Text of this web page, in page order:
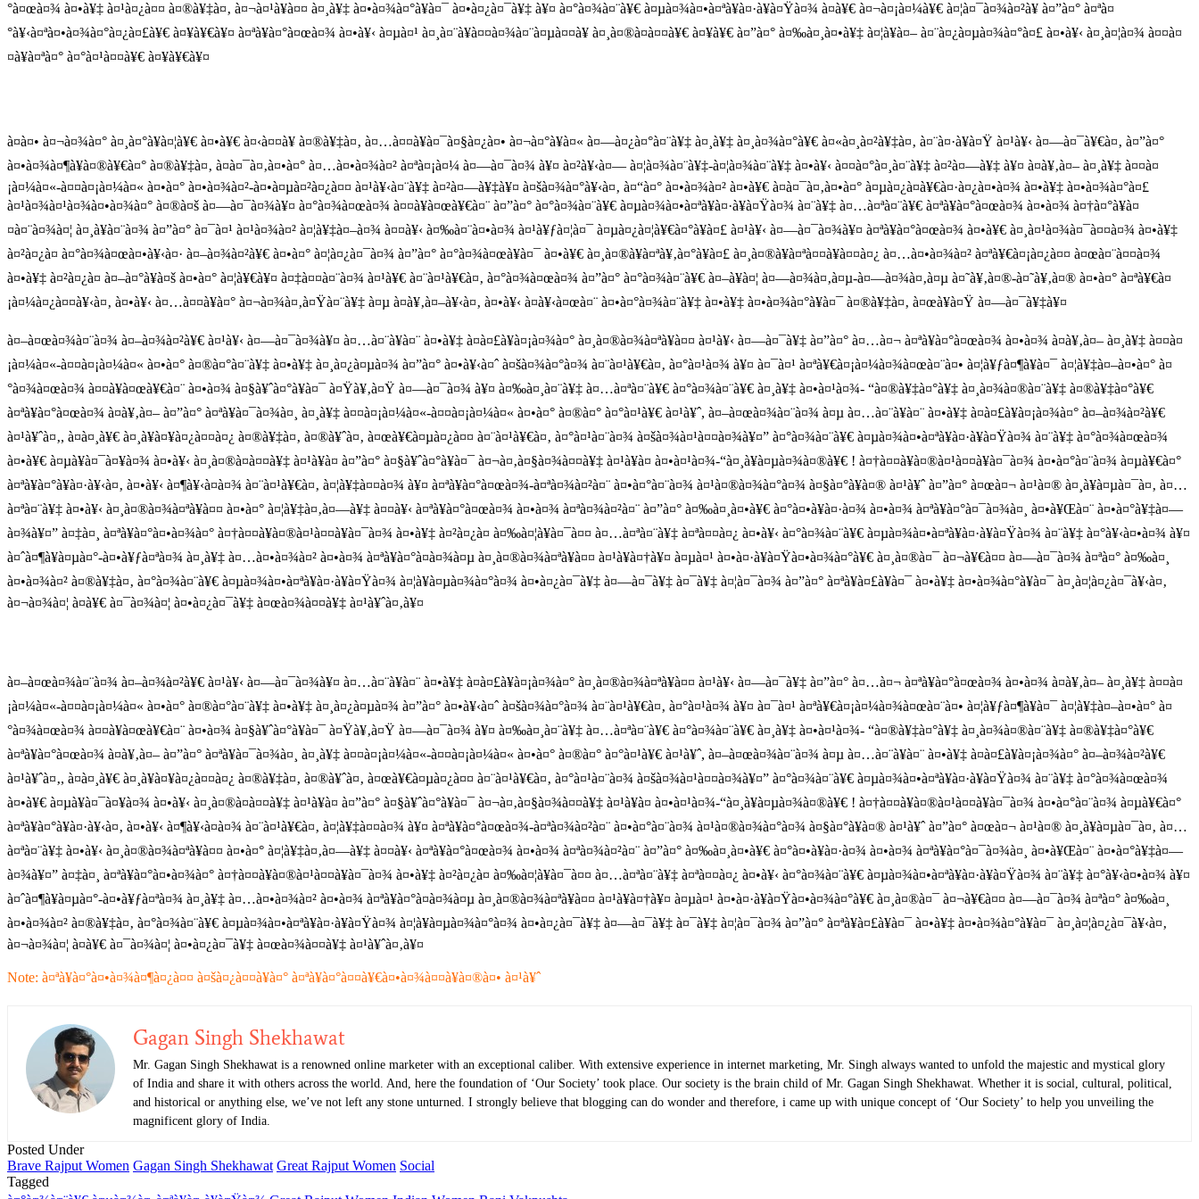
°à¤œà¤¾ à¤•à¥‡ à¤¹à¤¿à¤¤ à¤®à¥‡à¤‚ à¤¬à¤¹à¥à¤¤ à¤¸à¥‡ à¤•à¤¾à¤°à¥à¤¯ à¤•à¤¿à¤¯à¥‡ à¥¤ à¤°à¤¾à¤¨à¥€ à¤µà¤¾à¤•à¤ªà¥à¤·à¥à¤Ÿà¤¾ à¤­à¥€ à¤¬à¤¡à¤¼à¥€ à¤¦à¤¯à¤¾à¤²à¥ à¤”à¤° à¤ªà¤
°à¥‹à¤ªà¤•à¤¾à¤°à¤¿à¤£à¥€ à¤¥à¥€à¥¤ à¤ªà¥à¤°à¤œà¤¾ à¤•à¥‹ à¤µà¤¹ à¤¸à¤¨à¥à¤¤à¤¾à¤¨à¤µà¤¤à¥ à¤¸à¤®à¤à¤¤à¥€ à¤¥à¥€ à¤”à¤° à¤‰à¤¸à¤•à¥‡ à¤¦à¥à¤– à¤¨à¤¿à¤µà¤¾à¤°à¤£ à¤•à¥‹ à¤¸à¤¦à¤¾ à¤¤à¤
¤à¥à¤ªà¤° à¤°à¤¹à¤¤à¥€ à¤¥à¥€à¥¤
à¤à¤• à¤¬à¤¾à¤° à¤¸à¤°à¥à¤¦à¥€ à¤•à¥€ à¤‹à¤¤à¥ à¤®à¥‡à¤‚ à¤…à¤¤à¥à¤¯à¤§à¤¿à¤• à¤¬à¤°à¥à¤« à¤—à¤¿à¤°à¤¨à¥‡ à¤¸à¥‡ à¤¸à¤¾à¤°à¥€ à¤«à¤¸à¤²à¥‡à¤‚ à¤¨à¤·à¥à¤Ÿ à¤¹à¥‹ à¤—à¤¯à¥€à¤‚ à¤”à¤°
à¤•à¤¾à¤¶à¥à¤®à¥€à¤° à¤®à¥‡à¤‚ à¤­à¤¯à¤‚à¤•à¤° à¤…à¤•à¤¾à¤² à¤ªà¤¡à¤¼ à¤—à¤¯à¤¾ à¥¤ à¤²à¥‹à¤— à¤¦à¤¾à¤¨à¥‡-à¤¦à¤¾à¤¨à¥‡ à¤•à¥‹ à¤¤à¤°à¤¸à¤¨à¥‡ à¤²à¤—à¥‡ à¥¤ à¤­à¥‚à¤– à¤¸à¥‡ à¤¤à¤
¡à¤¼à¤«-à¤¤à¤¡à¤¼à¤« à¤•à¤° à¤•à¤¾à¤²-à¤•à¤µà¤²à¤¿à¤¤ à¤¹à¥‹à¤¨à¥‡ à¤²à¤—à¥‡à¥¤ à¤šà¤¾à¤°à¥‹à¤‚ à¤“à¤° à¤•à¤¾à¤² à¤•à¥€ à¤­à¤¯à¤‚à¤•à¤° à¤µà¤¿à¤­à¥€à¤·à¤¿à¤•à¤¾ à¤•à¥‡ à¤•à¤¾à¤°à¤£
à¤¹à¤¾à¤¹à¤¾à¤•à¤¾à¤° à¤®à¤š à¤—à¤¯à¤¾à¥¤ à¤°à¤¾à¤œà¤¾ à¤¤à¥à¤œà¥€à¤¨ à¤”à¤° à¤°à¤¾à¤¨à¥€ à¤µà¤¾à¤•à¤ªà¥à¤·à¥à¤Ÿà¤¾ à¤¨à¥‡ à¤…à¤ªà¤¨à¥€ à¤ªà¥à¤°à¤œà¤¾ à¤•à¤¾ à¤†à¤°à¥à¤
¤à¤¨à¤¾à¤¦ à¤¸à¥à¤¨à¤¾ à¤”à¤° à¤¯à¤¹ à¤¹à¤¾à¤² à¤¦à¥‡à¤–à¤¾ à¤¤à¥‹ à¤‰à¤¨à¤•à¤¾ à¤¹à¥ƒà¤¦à¤¯ à¤µà¤¿à¤¦à¥€à¤°à¥à¤£ à¤¹à¥‹ à¤—à¤¯à¤¾à¥¤ à¤ªà¥à¤°à¤œà¤¾ à¤•à¥€ à¤¸à¤¹à¤¾à¤¯à¤¤à¤¾ à¤•à¥‡
à¤²à¤¿à¤ à¤°à¤¾à¤œà¤•à¥‹à¤· à¤–à¤¾à¤²à¥€ à¤•à¤° à¤¦à¤¿à¤¯à¤¾ à¤”à¤° à¤°à¤¾à¤œà¥à¤¯ à¤•à¥€ à¤¸à¤®à¥à¤ªà¥‚à¤°à¥à¤£ à¤¸à¤®à¥à¤ªà¤¤à¥à¤¤à¤¿ à¤…à¤•à¤¾à¤² à¤ªà¥€à¤¡à¤¿à¤¤ à¤œà¤¨à¤¤à¤¾
à¤•à¥‡ à¤²à¤¿à¤ à¤–à¤°à¥à¤š à¤•à¤° à¤¦à¥€à¥¤ à¤‡à¤¤à¤¨à¤¾ à¤¹à¥€ à¤¨à¤¹à¥€à¤‚ à¤°à¤¾à¤œà¤¾ à¤”à¤° à¤°à¤¾à¤¨à¥€ à¤–à¥à¤¦ à¤—à¤¾à¤‚à¤µ-à¤—à¤¾à¤‚à¤µ à¤˜à¥‚à¤®-à¤˜à¥‚à¤® à¤•à¤° à¤ªà¥€à¤
¡à¤¼à¤¿à¤¤à¥‹à¤‚ à¤•à¥‹ à¤…à¤¤à¥à¤° à¤¬à¤¾à¤‚à¤Ÿà¤¨à¥‡ à¤µ à¤­à¥‚à¤–à¥‹à¤‚ à¤•à¥‹ à¤­à¥‹à¤œà¤¨ à¤•à¤°à¤¾à¤¨à¥‡ à¤•à¥‡ à¤•à¤¾à¤°à¥à¤¯ à¤®à¥‡à¤‚ à¤œà¥à¤Ÿ à¤—à¤¯à¥‡à¥¤
à¤–à¤œà¤¾à¤¨à¤¾ à¤–à¤¾à¤²à¥€ à¤¹à¥‹ à¤—à¤¯à¤¾à¥¤ à¤…à¤¨à¥à¤¨ à¤•à¥‡ à¤­à¤£à¥à¤¡à¤¾à¤° à¤¸à¤®à¤¾à¤ªà¥à¤¤ à¤¹à¥‹ à¤—à¤¯à¥‡ à¤”à¤° à¤…à¤¬ à¤ªà¥à¤°à¤œà¤¾ à¤•à¤¾ à¤­à¥‚à¤– à¤¸à¥‡ à¤¤à¤
¡à¤¼à¤«-à¤¤à¤¡à¤¼à¤« à¤•à¤° à¤®à¤°à¤¨à¥‡ à¤•à¥‡ à¤¸à¤¿à¤µà¤¾ à¤”à¤° à¤•à¥‹à¤ˆ à¤šà¤¾à¤°à¤¾ à¤¨à¤¹à¥€à¤‚ à¤°à¤¹à¤¾ à¥¤ à¤¯à¤¹ à¤ªà¥€à¤¡à¤¼à¤¾à¤œà¤¨à¤• à¤¦à¥ƒà¤¶à¥à¤¯ à¤¦à¥‡à¤–à¤•à¤° à¤
°à¤¾à¤œà¤¾ à¤¤à¥à¤œà¥€à¤¨ à¤•à¤¾ à¤§à¥ˆà¤°à¥à¤¯ à¤Ÿà¥‚à¤Ÿ à¤—à¤¯à¤¾ à¥¤ à¤‰à¤¸à¤¨à¥‡ à¤…à¤ªà¤¨à¥€ à¤°à¤¾à¤¨à¥€ à¤¸à¥‡ à¤•à¤¹à¤¾- “à¤®à¥‡à¤°à¥‡ à¤¸à¤¾à¤®à¤¨à¥‡ à¤®à¥‡à¤°à¥€
à¤ªà¥à¤°à¤œà¤¾ à¤­à¥‚à¤– à¤”à¤° à¤ªà¥à¤¯à¤¾à¤¸ à¤¸à¥‡ à¤¤à¤¡à¤¼à¤«-à¤¤à¤¡à¤¼à¤« à¤•à¤° à¤®à¤° à¤°à¤¹à¥€ à¤¹à¥ˆ, à¤–à¤œà¤¾à¤¨à¤¾ à¤µ à¤…à¤¨à¥à¤¨ à¤•à¥‡ à¤­à¤£à¥à¤¡à¤¾à¤° à¤–à¤¾à¤²à¥€
à¤¹à¥ˆà¤‚, à¤à¤¸à¥€ à¤¸à¥à¤¥à¤¿à¤¤à¤¿ à¤®à¥‡à¤‚ à¤®à¥ˆà¤‚ à¤œà¥€à¤µà¤¿à¤¤ à¤¨à¤¹à¥€à¤‚ à¤°à¤¹à¤¨à¤¾ à¤šà¤¾à¤¹à¤¤à¤¾à¥¤” à¤°à¤¾à¤¨à¥€ à¤µà¤¾à¤•à¤ªà¥à¤·à¥à¤Ÿà¤¾ à¤¨à¥‡ à¤°à¤¾à¤œà¤¾
à¤•à¥€ à¤µà¥à¤¯à¤¥à¤¾ à¤•à¥‹ à¤¸à¤®à¤à¤¤à¥‡ à¤¹à¥à¤ à¤”à¤° à¤§à¥ˆà¤°à¥à¤¯ à¤¬à¤‚à¤§à¤¾à¤¤à¥‡ à¤¹à¥à¤ à¤•à¤¹à¤¾-“à¤¸à¥à¤µà¤¾à¤®à¥€ ! à¤†à¤¤à¥à¤®à¤¹à¤¤à¥à¤¯à¤¾ à¤•à¤°à¤¨à¤¾ à¤µà¥€à¤°
à¤ªà¥à¤°à¥à¤·à¥‹à¤‚ à¤•à¥‹ à¤¶à¥‹à¤­à¤¾ à¤¨à¤¹à¥€à¤‚ à¤¦à¥‡à¤¤à¤¾ à¥¤ à¤ªà¥à¤°à¤œà¤¾-à¤ªà¤¾à¤²à¤¨ à¤•à¤°à¤¨à¤¾ à¤¹à¤®à¤¾à¤°à¤¾ à¤§à¤°à¥à¤® à¤¹à¥ˆ à¤”à¤° à¤œà¤¬ à¤¹à¤® à¤¸à¥à¤µà¤¯à¤‚ à¤…
à¤ªà¤¨à¥‡ à¤•à¥‹ à¤¸à¤®à¤¾à¤ªà¥à¤¤ à¤•à¤° à¤¦à¥‡à¤‚à¤—à¥‡ à¤¤à¥‹ à¤ªà¥à¤°à¤œà¤¾ à¤•à¤¾ à¤ªà¤¾à¤²à¤¨ à¤”à¤° à¤‰à¤¸à¤•à¥€ à¤°à¤•à¥à¤·à¤¾ à¤•à¤¾ à¤ªà¥à¤°à¤¯à¤¾à¤¸ à¤•à¥Œà¤¨ à¤•à¤°à¥‡à¤—
à¤¾à¥¤” à¤‡à¤¸ à¤ªà¥à¤°à¤•à¤¾à¤° à¤†à¤¤à¥à¤®à¤¹à¤¤à¥à¤¯à¤¾ à¤•à¥‡ à¤²à¤¿à¤ à¤‰à¤¦à¥à¤¯à¤¤ à¤…à¤ªà¤¨à¥‡ à¤ªà¤¤à¤¿ à¤•à¥‹ à¤°à¤¾à¤¨à¥€ à¤µà¤¾à¤•à¤ªà¥à¤·à¥à¤Ÿà¤¾ à¤¨à¥‡ à¤°à¥‹à¤•à¤¾ à¥¤
à¤ˆà¤¶à¥à¤µà¤°-à¤•à¥ƒà¤ªà¤¾ à¤¸à¥‡ à¤…à¤•à¤¾à¤² à¤•à¤¾ à¤ªà¥à¤°à¤­à¤¾à¤µ à¤¸à¤®à¤¾à¤ªà¥à¤¤ à¤¹à¥à¤†à¥¤ à¤µà¤¹ à¤•à¤·à¥à¤Ÿà¤•à¤¾à¤°à¥€ à¤¸à¤®à¤¯ à¤¬à¥€à¤¤ à¤—à¤¯à¤¾ à¤ªà¤° à¤‰à¤¸
à¤•à¤¾à¤² à¤®à¥‡à¤‚ à¤°à¤¾à¤¨à¥€ à¤µà¤¾à¤•à¤ªà¥à¤·à¥à¤Ÿà¤¾ à¤¦à¥à¤µà¤¾à¤°à¤¾ à¤•à¤¿à¤¯à¥‡ à¤—à¤¯à¥‡ à¤¯à¥‡ à¤¦à¤¯à¤¾ à¤”à¤° à¤ªà¥à¤£à¥à¤¯ à¤•à¥‡ à¤•à¤¾à¤°à¥à¤¯ à¤¸à¤¦à¤¿à¤¯à¥‹à¤‚
à¤¬à¤¾à¤¦ à¤­à¥€ à¤¯à¤¾à¤¦ à¤•à¤¿à¤¯à¥‡ à¤œà¤¾à¤¤à¥‡ à¤¹à¥ˆà¤‚à¥¤
à¤–à¤œà¤¾à¤¨à¤¾ à¤–à¤¾à¤²à¥€ à¤¹à¥‹ à¤—à¤¯à¤¾à¥¤ à¤…à¤¨à¥à¤¨ à¤•à¥‡ à¤­à¤£à¥à¤¡à¤¾à¤° à¤¸à¤®à¤¾à¤ªà¥à¤¤ à¤¹à¥‹ à¤—à¤¯à¥‡ à¤”à¤° à¤…à¤¬ à¤ªà¥à¤°à¤œà¤¾ à¤•à¤¾ à¤­à¥‚à¤– à¤¸à¥‡ à¤¤à¤
¡à¤¼à¤«-à¤¤à¤¡à¤¼à¤« à¤•à¤° à¤®à¤°à¤¨à¥‡ à¤•à¥‡ à¤¸à¤¿à¤µà¤¾ à¤”à¤° à¤•à¥‹à¤ˆ à¤šà¤¾à¤°à¤¾ à¤¨à¤¹à¥€à¤‚ à¤°à¤¹à¤¾ à¥¤ à¤¯à¤¹ à¤ªà¥€à¤¡à¤¼à¤¾à¤œà¤¨à¤• à¤¦à¥ƒà¤¶à¥à¤¯ à¤¦à¥‡à¤–à¤•à¤° à¤
°à¤¾à¤œà¤¾ à¤¤à¥à¤œà¥€à¤¨ à¤•à¤¾ à¤§à¥ˆà¤°à¥à¤¯ à¤Ÿà¥‚à¤Ÿ à¤—à¤¯à¤¾ à¥¤ à¤‰à¤¸à¤¨à¥‡ à¤…à¤ªà¤¨à¥€ à¤°à¤¾à¤¨à¥€ à¤¸à¥‡ à¤•à¤¹à¤¾- “à¤®à¥‡à¤°à¥‡ à¤¸à¤¾à¤®à¤¨à¥‡ à¤®à¥‡à¤°à¥€
à¤ªà¥à¤°à¤œà¤¾ à¤­à¥‚à¤– à¤”à¤° à¤ªà¥à¤¯à¤¾à¤¸ à¤¸à¥‡ à¤¤à¤¡à¤¼à¤«-à¤¤à¤¡à¤¼à¤« à¤•à¤° à¤®à¤° à¤°à¤¹à¥€ à¤¹à¥ˆ, à¤–à¤œà¤¾à¤¨à¤¾ à¤µ à¤…à¤¨à¥à¤¨ à¤•à¥‡ à¤­à¤£à¥à¤¡à¤¾à¤° à¤–à¤¾à¤²à¥€
à¤¹à¥ˆà¤‚, à¤à¤¸à¥€ à¤¸à¥à¤¥à¤¿à¤¤à¤¿ à¤®à¥‡à¤‚ à¤®à¥ˆà¤‚ à¤œà¥€à¤µà¤¿à¤¤ à¤¨à¤¹à¥€à¤‚ à¤°à¤¹à¤¨à¤¾ à¤šà¤¾à¤¹à¤¤à¤¾à¥¤” à¤°à¤¾à¤¨à¥€ à¤µà¤¾à¤•à¤ªà¥à¤·à¥à¤Ÿà¤¾ à¤¨à¥‡ à¤°à¤¾à¤œà¤¾
à¤•à¥€ à¤µà¥à¤¯à¤¥à¤¾ à¤•à¥‹ à¤¸à¤®à¤à¤¤à¥‡ à¤¹à¥à¤ à¤”à¤° à¤§à¥ˆà¤°à¥à¤¯ à¤¬à¤‚à¤§à¤¾à¤¤à¥‡ à¤¹à¥à¤ à¤•à¤¹à¤¾-“à¤¸à¥à¤µà¤¾à¤®à¥€ ! à¤†à¤¤à¥à¤®à¤¹à¤¤à¥à¤¯à¤¾ à¤•à¤°à¤¨à¤¾ à¤µà¥€à¤°
à¤ªà¥à¤°à¥à¤·à¥‹à¤‚ à¤•à¥‹ à¤¶à¥‹à¤­à¤¾ à¤¨à¤¹à¥€à¤‚ à¤¦à¥‡à¤¤à¤¾ à¥¤ à¤ªà¥à¤°à¤œà¤¾-à¤ªà¤¾à¤²à¤¨ à¤•à¤°à¤¨à¤¾ à¤¹à¤®à¤¾à¤°à¤¾ à¤§à¤°à¥à¤® à¤¹à¥ˆ à¤”à¤° à¤œà¤¬ à¤¹à¤® à¤¸à¥à¤µà¤¯à¤‚ à¤…
à¤ªà¤¨à¥‡ à¤•à¥‹ à¤¸à¤®à¤¾à¤ªà¥à¤¤ à¤•à¤° à¤¦à¥‡à¤‚à¤—à¥‡ à¤¤à¥‹ à¤ªà¥à¤°à¤œà¤¾ à¤•à¤¾ à¤ªà¤¾à¤²à¤¨ à¤”à¤° à¤‰à¤¸à¤•à¥€ à¤°à¤•à¥à¤·à¤¾ à¤•à¤¾ à¤ªà¥à¤°à¤¯à¤¾à¤¸ à¤•à¥Œà¤¨ à¤•à¤°à¥‡à¤—
à¤¾à¥¤” à¤‡à¤¸ à¤ªà¥à¤°à¤•à¤¾à¤° à¤†à¤¤à¥à¤®à¤¹à¤¤à¥à¤¯à¤¾ à¤•à¥‡ à¤²à¤¿à¤ à¤‰à¤¦à¥à¤¯à¤¤ à¤…à¤ªà¤¨à¥‡ à¤ªà¤¤à¤¿ à¤•à¥‹ à¤°à¤¾à¤¨à¥€ à¤µà¤¾à¤•à¤ªà¥à¤·à¥à¤Ÿà¤¾ à¤¨à¥‡ à¤°à¥‹à¤•à¤¾ à¥¤
à¤ˆà¤¶à¥à¤µà¤°-à¤•à¥ƒà¤ªà¤¾ à¤¸à¥‡ à¤…à¤•à¤¾à¤² à¤•à¤¾ à¤ªà¥à¤°à¤­à¤¾à¤µ à¤¸à¤®à¤¾à¤ªà¥à¤¤ à¤¹à¥à¤†à¥¤ à¤µà¤¹ à¤•à¤·à¥à¤Ÿà¤•à¤¾à¤°à¥€ à¤¸à¤®à¤¯ à¤¬à¥€à¤¤ à¤—à¤¯à¤¾ à¤ªà¤° à¤‰à¤¸
à¤•à¤¾à¤² à¤®à¥‡à¤‚ à¤°à¤¾à¤¨à¥€ à¤µà¤¾à¤•à¤ªà¥à¤·à¥à¤Ÿà¤¾ à¤¦à¥à¤µà¤¾à¤°à¤¾ à¤•à¤¿à¤¯à¥‡ à¤—à¤¯à¥‡ à¤¯à¥‡ à¤¦à¤¯à¤¾ à¤”à¤° à¤ªà¥à¤£à¥à¤¯ à¤•à¥‡ à¤•à¤¾à¤°à¥à¤¯ à¤¸à¤¦à¤¿à¤¯à¥‹à¤‚
à¤¬à¤¾à¤¦ à¤­à¥€ à¤¯à¤¾à¤¦ à¤•à¤¿à¤¯à¥‡ à¤œà¤¾à¤¤à¥‡ à¤¹à¥ˆà¤‚à¥¤
Note: à¤ªà¥à¤°à¤•à¤¾à¤¶à¤¿à¤¤ à¤šà¤¿à¤¤à¥à¤° à¤ªà¥à¤°à¤¤à¥€à¤•à¤¾à¤¤à¥à¤®à¤• à¤¹à¥ˆ
Gagan Singh Shekhawat
Mr. Gagan Singh Shekhawat is a renowned online marketer with an exceptional caliber. With extensive experience in internet marketing, Mr. Singh always wanted to unfold the majestic and mystical glory
of India and share it with others across the world. And, here the foundation of ‘Our Society’ took place. Our society is the brain child of Mr. Gagan Singh Shekhawat. Whether it is social, cultural, political,
and historical or anything else, we’ve not left any stone unturned. I strongly believe that blogging can do wonder and therefore, i came up with unique concept of ‘Our Society’ to help you unveiling the
magnificent glory of India.
Posted Under
Brave Rajput Women Gagan Singh Shekhawat Great Rajput Women Social
Tagged